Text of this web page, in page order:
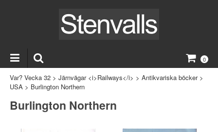
0
Var? Vecka 32 > Järnvägar <i>Railways</i> > Antikvariska böcker>
USA > Burlington Northern
Burlington Northern